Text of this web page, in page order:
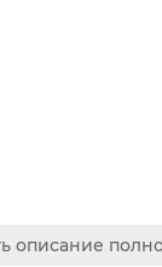
описание